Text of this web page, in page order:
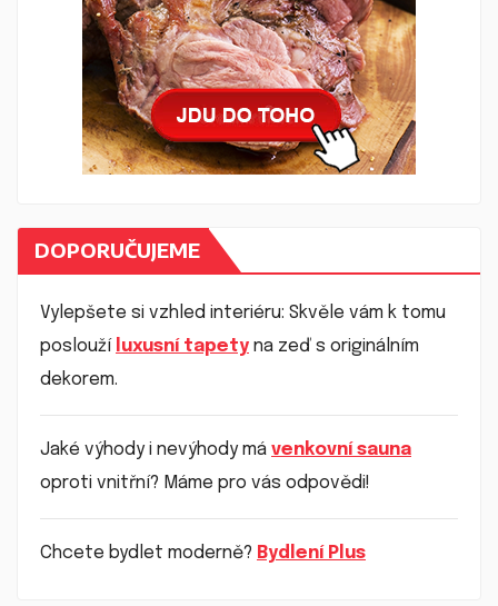
DOPORUČUJEME
Vylepšete si vzhled interiéru: Skvěle vám k tomu
poslouží
luxusní tapety na zeď s originálním
dekorem.
Jaké výhody i nevýhody má venkovní sauna
oproti vnitřní? Máme pro vás odpovědi!
Chcete bydlet moderně? Bydlení Plus